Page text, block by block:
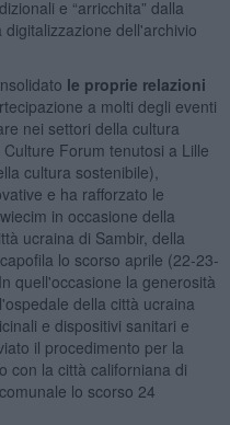
e “arricchita” dalla
dell'archivio
le proprie relazioni
a molti degli eventi
nei settori della cultura
Forum tenutosi a Lille
cultura sostenibile),
e ha rafforzato le
in occasione della
ucraina di Sambir, della
lo scorso aprile (22-23-
quell'occasione la generosità
della città ucraina
e dispositivi sanitari e
il procedimento per la
con la città californiana di
lo scorso 24